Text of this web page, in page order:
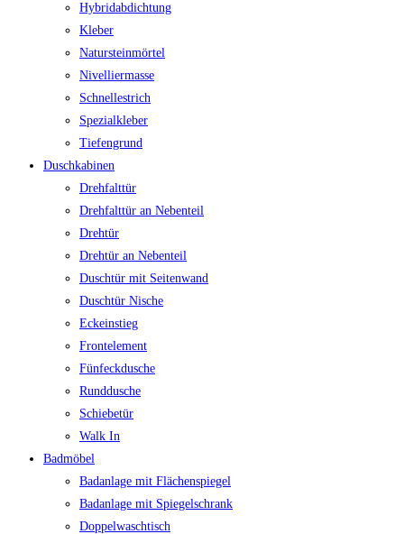
Hybridabdichtung
Kleber
Natursteinmörtel
Nivelliermasse
Schnellestrich
Spezialkleber
Tiefengrund
Duschkabinen
Drehfalttür
Drehfalttür an Nebenteil
Drehtür
Drehtür an Nebenteil
Duschtür mit Seitenwand
Duschtür Nische
Eckeinstieg
Frontelement
Fünfeckdusche
Runddusche
Schiebetür
Walk In
Badmöbel
Badanlage mit Flächenspiegel
Badanlage mit Spiegelschrank
Doppelwaschtisch